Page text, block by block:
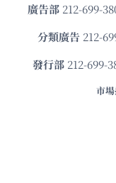
廣告部212-699-
分類廣告 212-
發⾏部 212-699-
市